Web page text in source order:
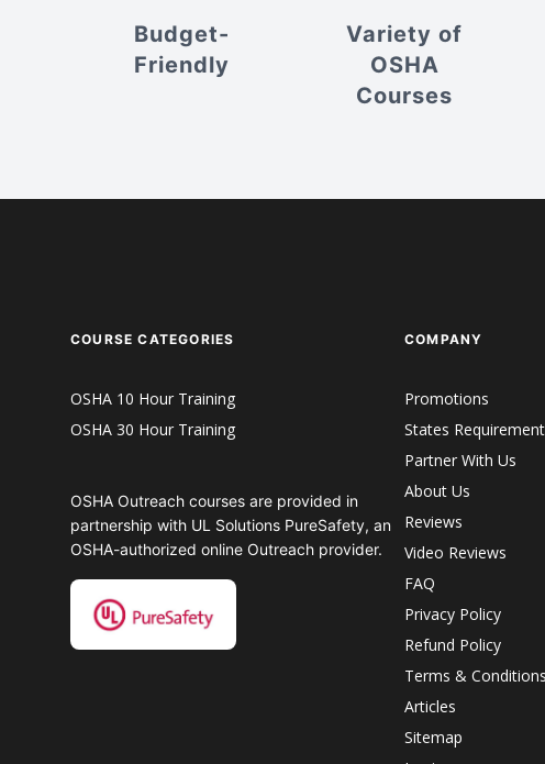
Budget-
Friendly
Variety of
OSHA
Courses
COURSE CATEGORIES
OSHA 10 Hour Training
OSHA 30 Hour Training
OSHA Outreach courses are provided in
partnership with UL Solutions PureSafety, an
OSHA-authorized online Outreach provider.
COMPANY
Promotions
States
Partner With Us
About Us
Reviews
Video Reviews
FAQ
Privacy Policy
Refund Policy
Terms & Conditions
Articles
Sitemap